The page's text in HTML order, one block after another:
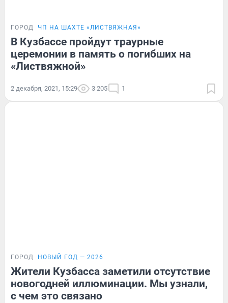
ГОРОД ЧП НА ШАХТЕ «ЛИСТВЯЖНАЯ»
В Кузбассе пройдут траурные
церемонии в память о погибших на
«Листвяжной»
2 декабря, 2021, 15:29 3 205 1
ГОРОД НОВЫЙ ГОД — 2026
Жители Кузбасса заметили отсутствие
новогодней иллюминации. Мы узнали,
с чем это связано